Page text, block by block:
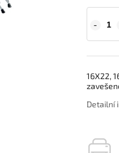
16X22,
Detailní